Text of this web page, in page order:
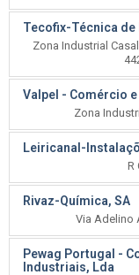
Tecofix-Técnica de
Zona Industrial
Valpel - Comércio
Zona
Leiricanal-
R
Rivaz-Química, SA
Via Adelino
Pewag Portugal -
Industriais, Lda